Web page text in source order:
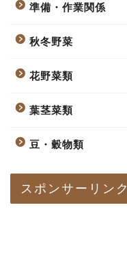
準備・作業関係
秋冬野菜
花野菜類
葉茎菜類
豆・穀物類
スポンサーリンク